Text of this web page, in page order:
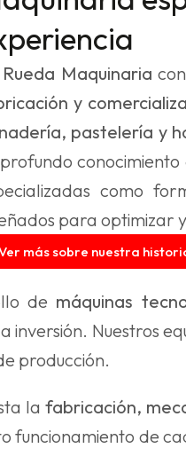
Rueda Maquinaria
y
pastelería y
conocimiento
como
para optimizar
más sobre nuestra
de máquinas
Nuestros
producción.
la fabricación,
de